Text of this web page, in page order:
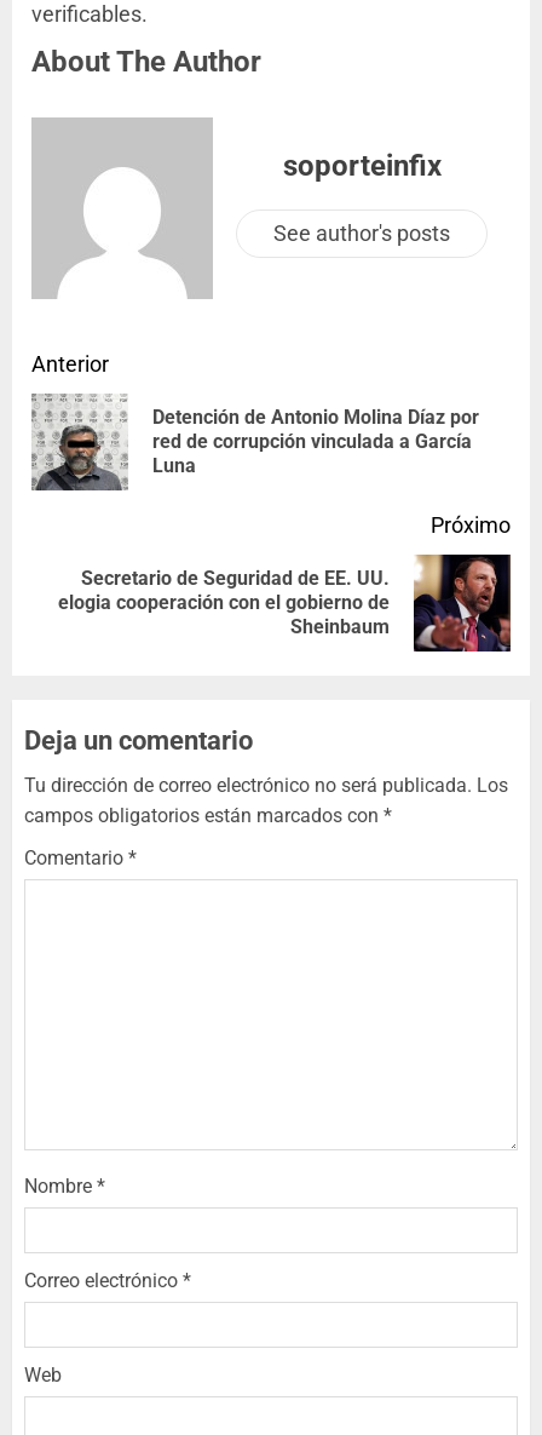
verificables.
About The Author
soporteinfix
See author's posts
Anterior
Detención de Antonio Molina Díaz por
red de corrupción vinculada a García
Luna
Próximo
Secretario de Seguridad de EE. UU.
elogia cooperación con el gobierno de
Sheinbaum
Deja un comentario
Tu dirección de correo electrónico no será publicada. Los
campos obligatorios están marcados con *
Comentario *
Nombre *
Correo electrónico *
Web